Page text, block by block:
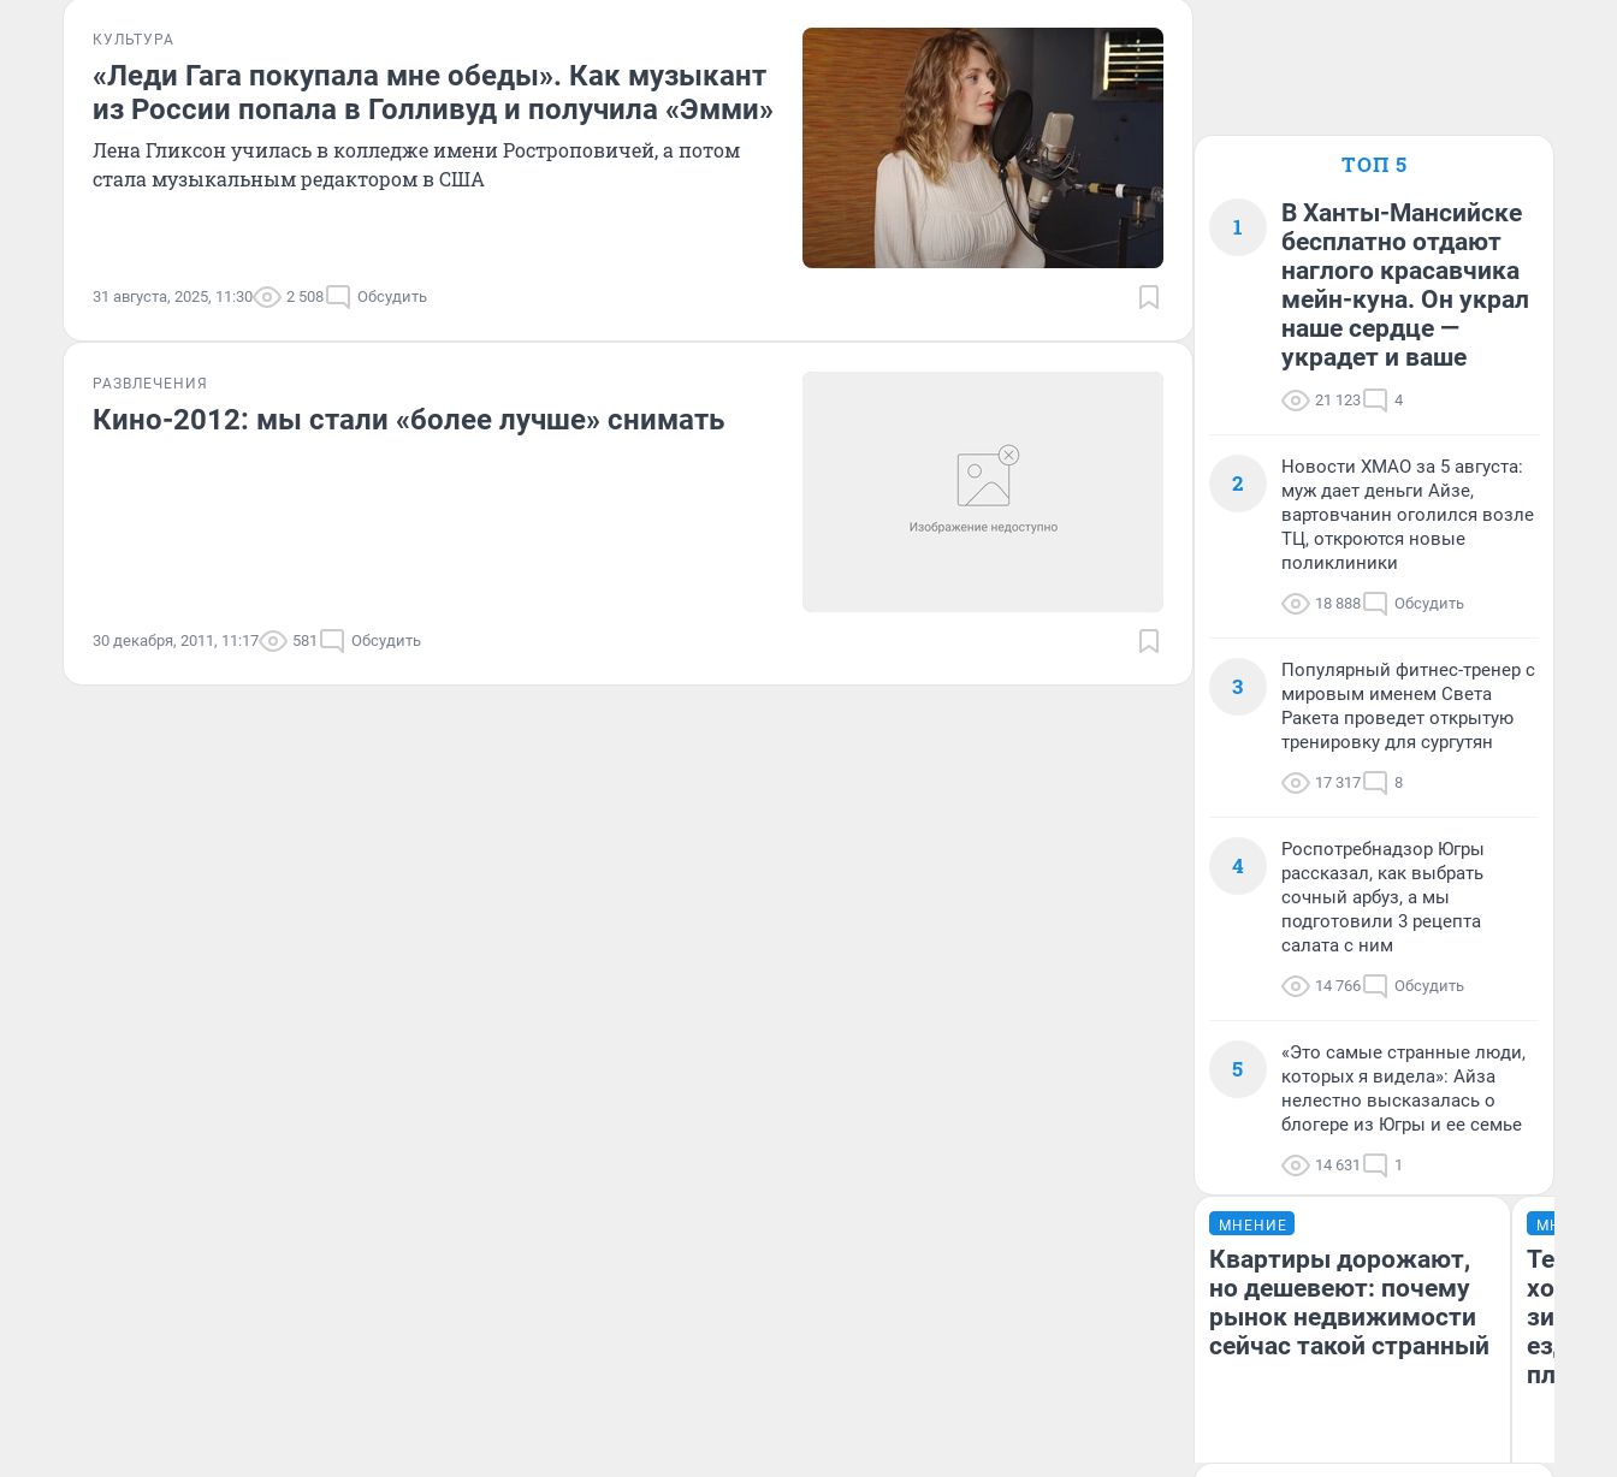
КУЛЬТУРА
«Леди Гага покупала мне обеды». Как музыкант
из России попала в Голливуд и получила «Эмми»
Лена Гликсон училась в колледже имени Ростроповичей, а потом
стала музыкальным редактором в США
31 августа, 2025, 11:30 2 508 Обсудить
РАЗВЛЕЧЕНИЯ
Кино-2012: мы стали «более лучше» снимать
30 декабря, 2011, 11:17 581 Обсудить
ТОП 5
1
В Ханты-Мансийске
бесплатно отдают
наглого красавчика
мейн-куна. Он украл
наше сердце —
украдет и ваше
21 123 4
2
Новости ХМАО за 5 августа:
муж дает деньги Айзе,
вартовчанин оголился возле
ТЦ, откроются новые
поликлиники
18 888 Обсудить
3
Популярный фитнес-тренер с
мировым именем Света
Ракета проведет открытую
тренировку для сургутян
17 317 8
4
Роспотребнадзор Югры
рассказал, как выбрать
сочный арбуз, а мы
подготовили 3 рецепта
салата с ним
14 766 Обсудить
5
«Это самые странные люди,
которых я видела»: Айза
нелестно высказалась о
блогере из Югры и ее семье
14 631 1
МНЕНИЕ
Квартиры дорожают,
но дешевеют: почему
рынок недвижимости
сейчас такой странный
МНЕНИЕ
Тепло
зимой.
ездит
плюсы